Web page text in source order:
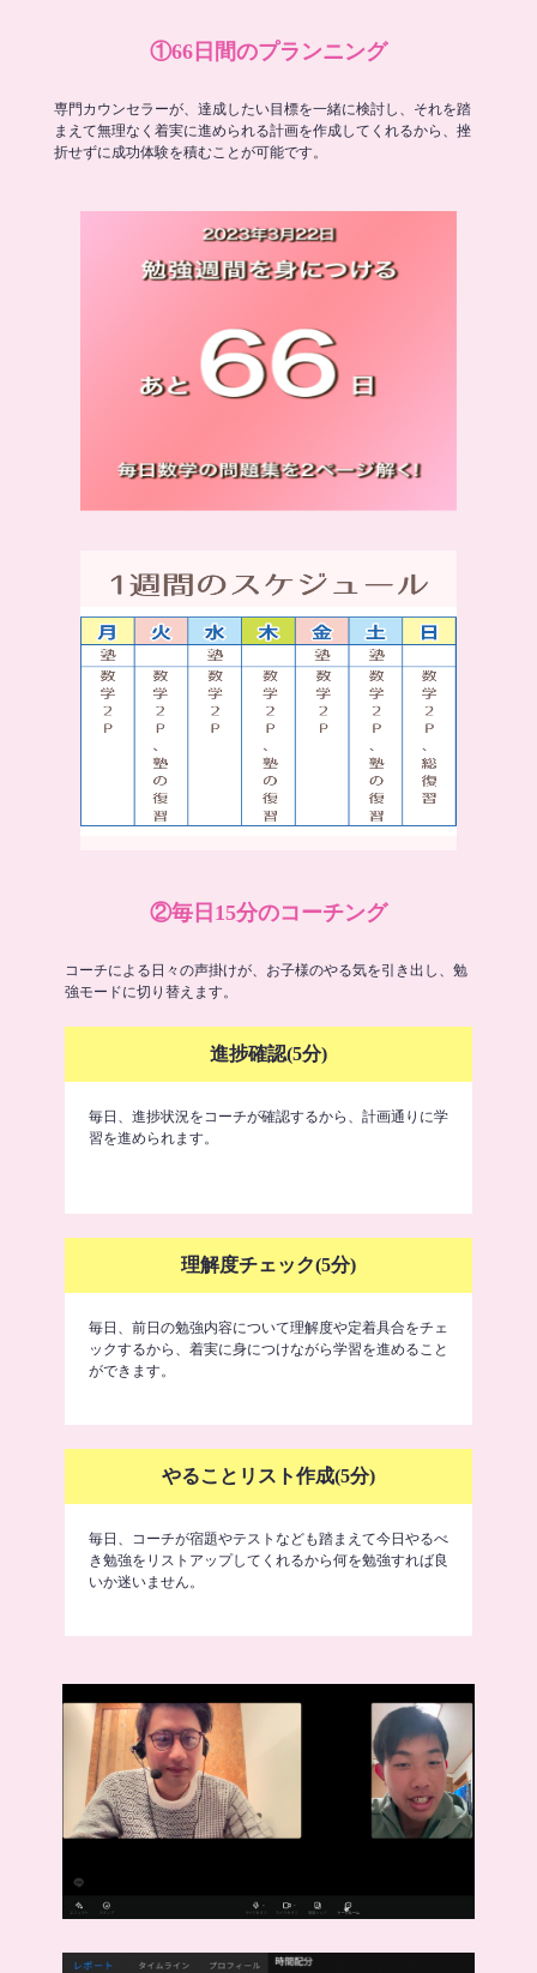
①66日間のプランニング
専門カウンセラーが、達成したい目標を一緒に検討し、それを踏
まえて無理なく着実に進められる計画を作成してくれるから、挫
折せずに成功体験を積むことが可能です。
②毎日15分のコーチング
コーチによる日々の声掛けが、お子様のやる気を引き出し、勉
強モードに切り替えます。
進捗確認(5分)
毎日、進捗状況をコーチが確認するから、計画通りに学
習を進められます。
理解度チェック(5分)
毎日、前日の勉強内容について理解度や定着具合をチェ
ックするから、着実に身につけながら学習を進めること
ができます。
やることリスト作成(5分)
毎日、コーチが宿題やテストなども踏まえて今日やるべ
き勉強をリストアップしてくれるから何を勉強すれば良
いか迷いません。